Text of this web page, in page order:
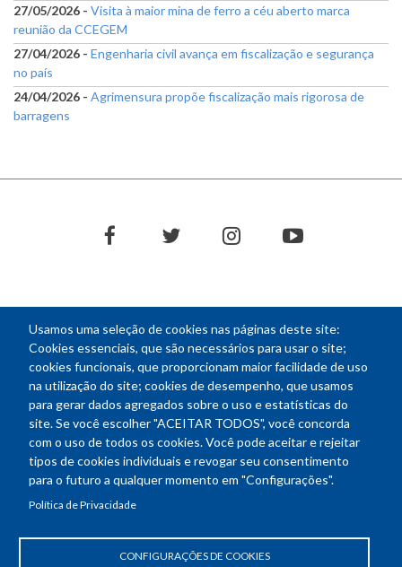
Usamos uma seleção de cookies nas páginas deste site:
Cookies essenciais, que são necessários para usar o site;
cookies funcionais, que proporcionam maior facilidade de uso
na utilização do site; cookies de desempenho, que usamos
para gerar dados agregados sobre o uso e estatísticas do
site. Se você escolher "ACEITAR TODOS", você concorda
com o uso de todos os cookies. Você pode aceitar e rejeitar
tipos de cookies individuais e revogar seu consentimento
para o futuro a qualquer momento em "Configurações".
Política de Privacidade
CONFIGURAÇÕES DE COOKIES
27/05/2026 - Visita à maior mina de ferro a céu aberto marca
reunião da CCEGEM
27/04/2026 - Engenharia civil avança em fiscalização e segurança
no país
24/04/2026 - Agrimensura propõe fiscalização mais rigorosa de
barragens
facebooktwitter instagramyoutube
NEWSLETTER
Endereço: SEPN 508, Bloco A
70740-541 - Brasília-DF
Horário de funcionamento: das 8h30 às 18h30